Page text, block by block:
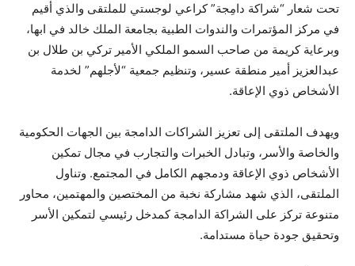
تحت شعار “شراكة دامِجة” كراعي لوجستي للملتقى والذي أقيم
في مركز المؤتمرات والندوات الطبية بجامعة الملك خالد في ابها،
وبرعاية كريمة من صاحب السمو الملكي الأمير تركي بن طلال بن
عبدالعزيز أمير منطقة عسير، وتنظيم جمعية “لأجلهم” لخدمة
الأشخاص ذوي الإعاقة.
ويهدف الملتقى إلى تعزيز الشراكات الدامجة بين الجهات الحكومية
والخاصة والأسر، وتبادل الخبرات والتجارب في مجال تمكين
الأشخاص ذوي الإعاقة ودمجهم الكامل في المجتمع. وتناول
الملتقى، الذي شهد مشاركة نخبة من المختصين والمهتمين، محاور
متنوعة تركز على الشراكة الدامجة كمدخل رئيسي لتمكين الأسر
وتحقيق جودة حياة مستدامة.